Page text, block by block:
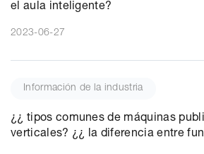
el aula inteligente?
2023-06-27
Información de la industria
¿¿ tipos comunes de máquinas
verticales? ¿¿ la diferencia entre